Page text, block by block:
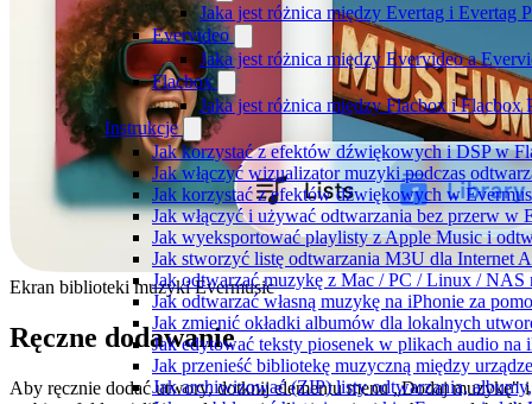
Jaka jest różnica między Evertag i Evertag
Evervideo
Jaka jest różnica między Evervideo a
Flacbox
Jaka jest różnica między Flacbox i Flacbox
Instrukcje
Jak korzystać z efektów dźwiękowych i DSP w
Jak włączyć wizualizator muzyki podczas
Jak korzystać z efektów dźwiękowych w
Jak włączyć i używać odtwarzania bez przerw w
Jak wyeksportować playlisty z Apple Music i
Jak stworzyć listę odtwarzania M3U dla Internet
Jak odtwarzać muzykę z Mac / PC / Linux /
Jak odtwarzać własną muzykę na iPhonie za
Jak zmienić okładki albumów dla lokalnych
Jak edytować teksty piosenek w plikach audio
Jak przenieść bibliotekę muzyczną między
Jak archiwizować (ZIP) listy odtwarzania,
Ekran biblioteki muzyki Evermusic
Ręczne dodawanie
Aby ręcznie dodać utwory, dotknij elementu menu „Dodaj muzykę" i